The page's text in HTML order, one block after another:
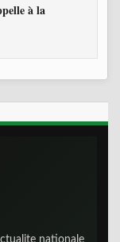
à la
nationale